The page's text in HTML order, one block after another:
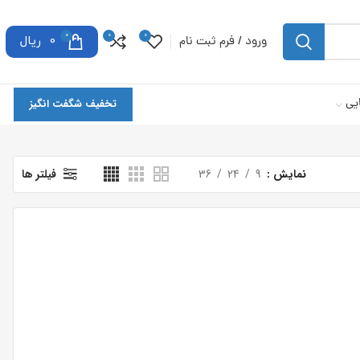
ورود / فرم ثبت نام 0
0
0
0 ریال
تخفیف شگفت انگیز
نمایش 9
24
36 فیلتر ها